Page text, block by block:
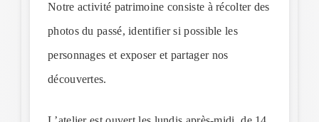
Notre activité patrimoine consiste à récolter des
photos du passé, identifier si possible les
personnages et exposer et partager nos
découvertes.